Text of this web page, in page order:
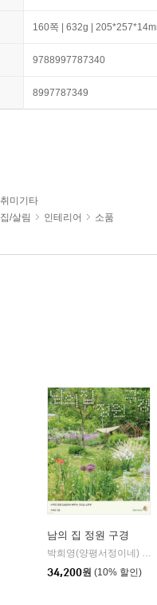
160쪽 | 632g |
9788997787340
8997787349
취미기타
집/살림 인테리어 소품
남의 집 정원 구경
박희영(양평서정이네) 저
34,200원 (10% 할인)